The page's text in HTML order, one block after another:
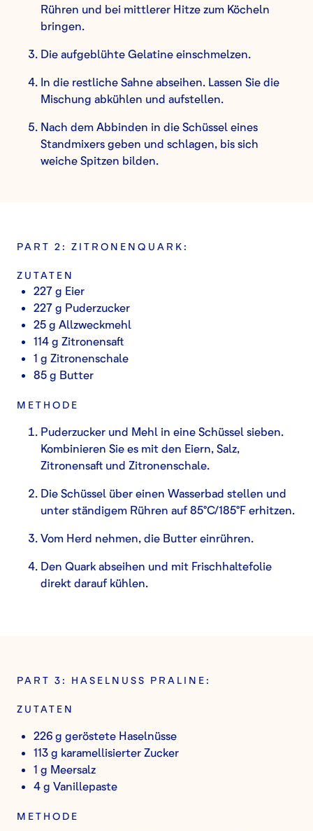
Rühren und bei mittlerer Hitze zum Köcheln
bringen.
Die aufgeblühte Gelatine einschmelzen.
In die restliche Sahne abseihen. Lassen Sie die
Mischung abkühlen und aufstellen.
Nach dem Abbinden in die Schüssel eines
Standmixers geben und schlagen, bis sich
weiche Spitzen bilden.
PART 2: ZITRONENQUARK:
ZUTATEN
227 g Eier
227 g Puderzucker
25 g Allzweckmehl
114 g Zitronensaft
1 g Zitronenschale
85 g Butter
METHODE
Puderzucker und Mehl in eine Schüssel sieben.
Kombinieren Sie es mit den Eiern, Salz,
Zitronensaft und Zitronenschale.
Die Schüssel über einen Wasserbad stellen und
unter ständigem Rühren auf 85°C/185°F erhitzen.
Vom Herd nehmen, die Butter einrühren.
Den Quark abseihen und mit Frischhaltefolie
direkt darauf kühlen.
PART 3: HASELNUSS PRALINE:
ZUTATEN
226 g geröstete Haselnüsse
113 g karamellisierter Zucker
1 g Meersalz
4 g Vanillepaste
METHODE